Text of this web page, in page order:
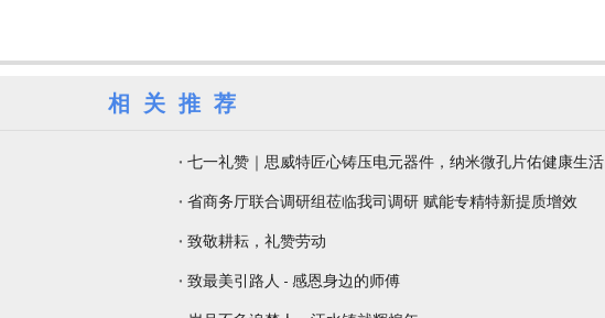
相关推荐
七一礼赞｜思威特匠心铸压电元器件，纳米微孔片佑健康生活
省商务厅联合调研组莅临我司调研 赋能专精特新提质增效
致敬耕耘，礼赞劳动
致最美引路人 - 感恩身边的师傅